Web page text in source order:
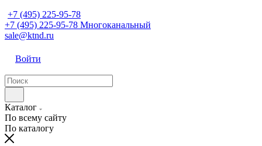
+7 (495) 225-95-78
+7 (495) 225-95-78 Многоканальный
sale@ktnd.ru
Войти
Каталог
По всему сайту
По каталогу